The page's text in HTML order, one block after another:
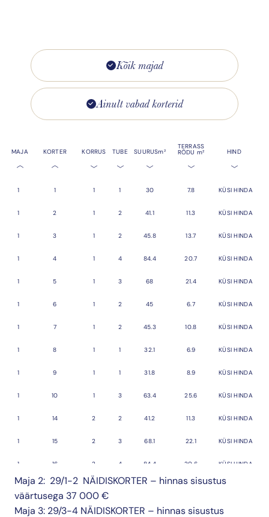
Kõik majad
Ainult vabad korterid
MAJA KORTER KORRUS TUBE SUURUSm²
TERRASS
RÕDU m² HIND
1 1 1 1 30 7.8 KÜSI HINDA
1 2 1 2 41.1 11.3 KÜSI HINDA
1 3 1 2 45.8 13.7 KÜSI HINDA
1 4 1 4 84.4 20.7 KÜSI HINDA
1 5 1 3 68 21.4 KÜSI HINDA
1 6 1 2 45 6.7 KÜSI HINDA
1 7 1 2 45.3 10.8 KÜSI HINDA
1 8 1 1 32.1 6.9 KÜSI HINDA
1 9 1 1 31.8 8.9 KÜSI HINDA
1 10 1 3 63.4 25.6 KÜSI HINDA
1 14 2 2 41.2 11.3 KÜSI HINDA
1 15 2 3 68.1 22.1 KÜSI HINDA
1 16 2 4 84.4 20.6 KÜSI HINDA
17 2 2 45 6.9 KÜSI HINDA
1 18 2 2 45.4 11.1 KÜSI HINDA
Maja 2: 29/1-2 NÄIDISKORTER – hinnas sisustus
väärtusega 37 000 €
Maja 3: 29/3-4 NÄIDISKORTER – hinnas sisustus